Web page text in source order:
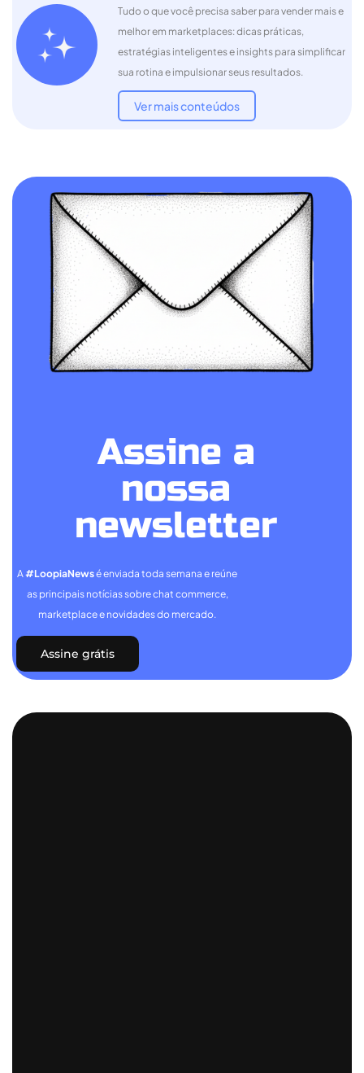
Tudo o que você precisa saber para vender mais e
melhor em marketplaces: dicas práticas,
estratégias inteligentes e insights para simplificar
sua rotina e impulsionar seus resultados.
Ver mais conteúdos
Assine a
nossa
newsletter
A#LoopiaNewsé enviada toda semana e reúne
as principais notícias sobre chat commerce,
marketplace e novidades do mercado.
Assine grátis